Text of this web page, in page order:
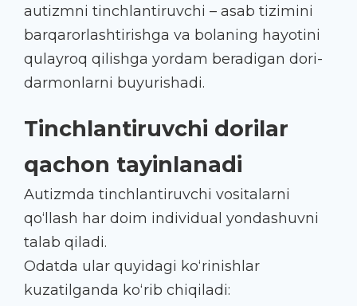
autizmni tinchlantiruvchi – asab tizimini
barqarorlashtirishga va bolaning hayotini
qulayroq qilishga yordam beradigan dori-
darmonlarni buyurishadi.
Tinchlantiruvchi dorilar
qachon tayinlanadi
Autizmda tinchlantiruvchi vositalarni
qo‘llash har doim individual yondashuvni
talab qiladi.
Odatda ular quyidagi ko‘rinishlar
kuzatilganda ko‘rib chiqiladi: